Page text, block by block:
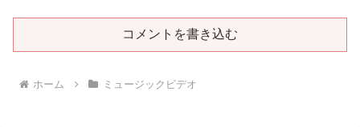
コメントを書き込む
ホーム ミュージックビデオ